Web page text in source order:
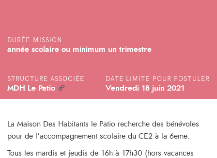
DURÉE MISSION
année scolaire ou minimum un trimestre
STRUCTURE ASSOCIÉE
MDH Le Patio
DATE LIMITE POUR POSTULER
Vendredi 18 juin 2021
La Maison Des Habitants le Patio recherche des bénévoles
pour de l’accompagnement scolaire du CE2 à la 6eme.
Tous les mardis et jeudis de 16h à 17h30 (hors vacances